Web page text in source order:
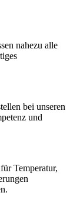
nahezu alle
bei unseren
und
Temperatur,